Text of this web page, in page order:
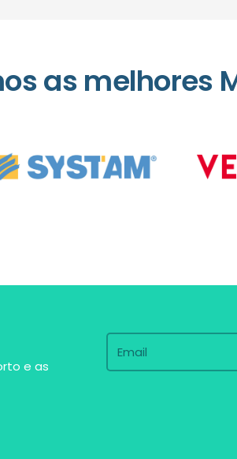
as melhores
e as